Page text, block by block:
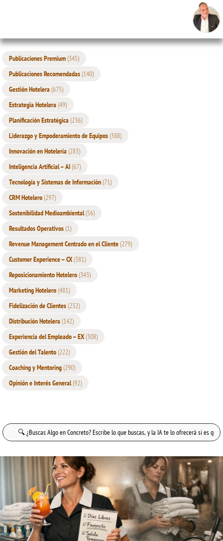
Publicaciones Premium(345)
Publicaciones Recomendadas(140)
Gestión Hotelera(675)
Estrategia Hotelera(49)
Planificación Estratégica(236)
Liderazgo y Empoderamiento de Equipos(388)
Innovación en Hotelería(283)
Inteligencia Artificial – AI(67)
Tecnología y Sistemas de Información(71)
CRM Hotelero(297)
Sostenibilidad Medioambiental(56)
Resultados Operativos(1)
Revenue Management Centrado en el Cliente(279)
Customer Experience – CX(381)
Reposicionamiento Hotelero(343)
Marketing Hotelero(481)
Fidelización de Clientes(232)
Distribución Hotelera(142)
Experiencia del Empleado – EX(308)
Gestión del Talento(222)
Coaching y Mentoring(290)
Opinión e Interés General(92)
Buscar: